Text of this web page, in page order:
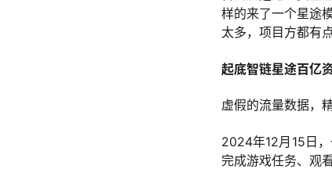
样的来了一个星途
太多，项目方都有
起底智链星途百亿
虚假的流量数据，
2024年12月15日
完成游戏任务、观